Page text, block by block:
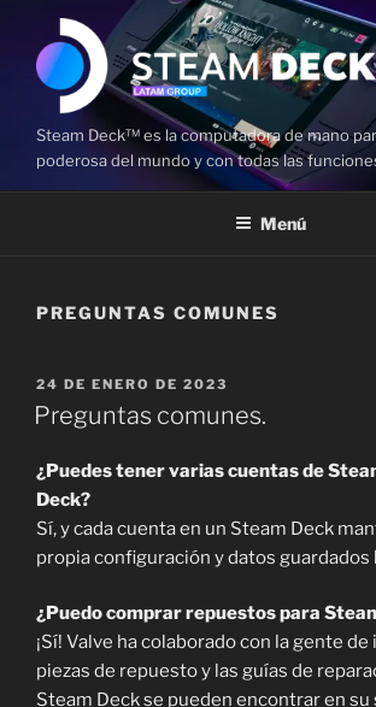
contenido
Steam Deck™ es la computadora de mano
poderosa del mundo y con todas las
Menú
PREGUNTAS COMUNES
PUBLICADO
EL
24 DE ENERO DE 2023
Preguntas comunes.
¿Puedes tener varias cuentas de
Deck?
Sí, y cada cuenta en un Steam Deck
propia configuración y datos guardados
¿Puedo comprar repuestos para
¡Sí! Valve ha colaborado con la gente de
piezas de repuesto y las guías de
Steam Deck se pueden encontrar en su